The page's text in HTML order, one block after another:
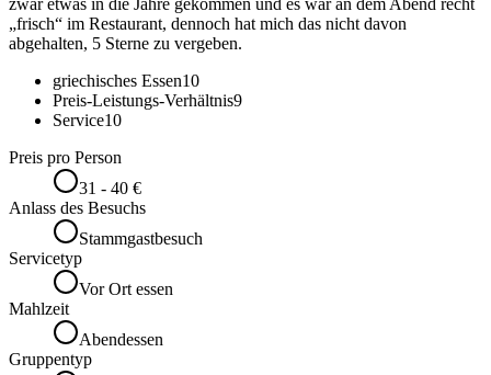
zwar etwas in die Jahre gekommen und es war an dem Abend recht
„frisch“ im Restaurant, dennoch hat mich das nicht davon
abgehalten, 5 Sterne zu vergeben.
griechisches Essen10
Preis-Leistungs-Verhältnis9
Service10
Preis pro Person
31 - 40 €
Anlass des Besuchs
Stammgastbesuch
Servicetyp
Vor Ort essen
Mahlzeit
Abendessen
Gruppentyp